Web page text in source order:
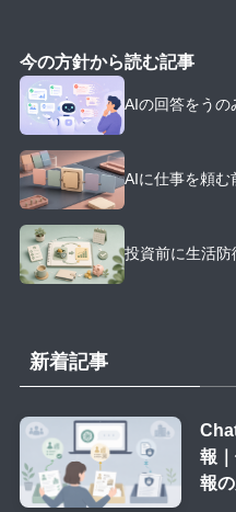
今の方針から読む記事
AIの回答をうの
AIに仕事を頼む
投資前に生活
新着記事
報
報